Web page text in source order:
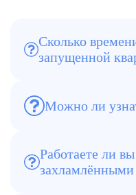
Сколько
запущенной
В среднем от 6 до
зависимости от
Можно ли
Да, менеджер
Работаете ли
захламлёнными
Да, это одно из
направлений.